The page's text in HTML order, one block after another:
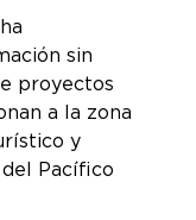
sin
proyectos
a la zona
y
Pacífico